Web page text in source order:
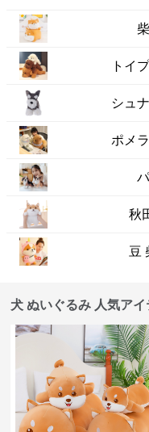
トイ
シュ
ポメ
秋
豆
犬 ぬいぐるみ 人気アイ